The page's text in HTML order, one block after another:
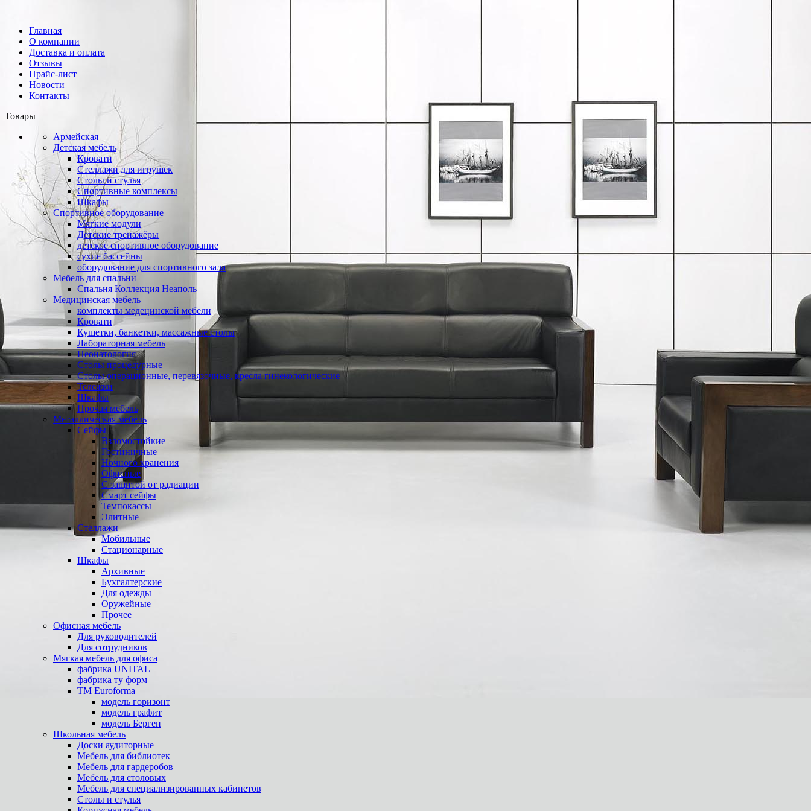
Главная
О компании
Доставка и оплата
Отзывы
Прайс-лист
Новости
Контакты
Товары
Армейская
Детская мебель
Кровати
Стеллажи для игрушек
Столы и стулья
Спортивные комплексы
Шкафы
Спортивное оборудование
Мягкие модули
Детские тренажёры
детское спортивное оборудование
сухие бассейны
оборудование для спортивного зала
Мебель для спальни
Спальня Коллекция Неаполь
Медицинская мебель
комплекты медецинской мебели
Кровати
Кушетки, банкетки, массажные столы
Лабораторная мебель
Неонатология
Столы процедурные
Столы операционные, перевязочные, кресла гинекологические
Тележки
Шкафы
Прочая мебель
Металлическая мебель
Сейфы
Взломостойкие
Гостиничные
Ночного хранения
Офисные
С защитой от радиации
Смарт сейфы
Темпокассы
Элитные
Стеллажи
Мобильные
Стационарные
Шкафы
Архивные
Бухгалтерские
Для одежды
Оружейные
Прочее
Офисная мебель
Для руководителей
Для сотрудников
Мягкая мебель для офиса
фабрика UNITAL
фабрика ту форм
TM Euroforma
модель горизонт
модель графит
модель Берген
Школьная мебель
Доски аудиторные
Мебель для библиотек
Мебель для гардеробов
Мебель для столовых
Мебель для специализированных кабинетов
Столы и стулья